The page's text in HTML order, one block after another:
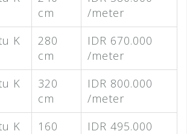
cm
/meter
K
280
cm
IDR 670.000
/meter
K
320
cm
IDR 800.000
/meter
K
160
IDR 495.000